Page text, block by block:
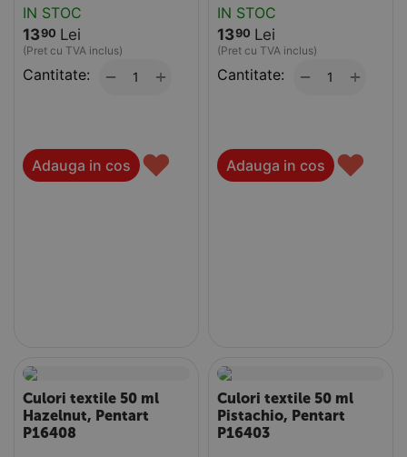
IN STOC
1390 Lei
(Pret cu TVA inclus)
Cantitate: +
−
Adauga in cos ♥
IN STOC
1390 Lei
(Pret cu TVA inclus)
Cantitate: +
−
Adauga in cos ♥
Culori textile 50 ml
Hazelnut, Pentart
P16408
Culori textile 50 ml
Pistachio, Pentart
P16403